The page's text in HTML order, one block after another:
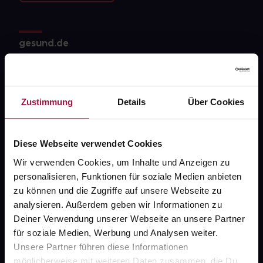
Zustimmung Details Über Cookies
Diese Webseite verwendet Cookies
Wir verwenden Cookies, um Inhalte und Anzeigen zu
personalisieren, Funktionen für soziale Medien anbieten
zu können und die Zugriffe auf unsere Webseite zu
analysieren. Außerdem geben wir Informationen zu
Deiner Verwendung unserer Webseite an unsere Partner
für soziale Medien, Werbung und Analysen weiter.
Unsere Partner führen diese Informationen
möglicherweise mit weiteren Daten zusammen, die Du
gesund.de
gesund-versorger.de
Sanitätshäuser
Datenschutz
AGB